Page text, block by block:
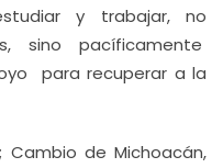
y trabajar, no
sino pacíficamente
para recuperar a la
Cambio de Michoacán,